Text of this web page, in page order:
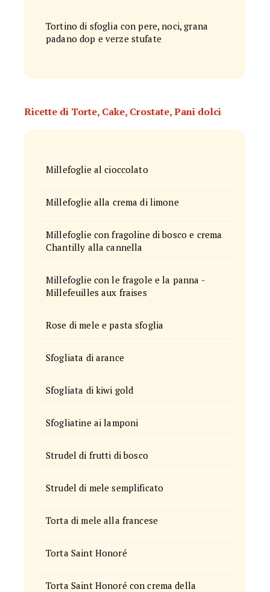
Tortino di sfoglia con pere, noci, grana
padano dop e verze stufate
Ricette di Torte, Cake, Crostate, Pani dolci
Millefoglie al cioccolato
Millefoglie alla crema di limone
Millefoglie con fragoline di bosco e crema
Chantilly alla cannella
Millefoglie con le fragole e la panna -
Millefeuilles aux fraises
Rose di mele e pasta sfoglia
Sfogliata di arance
Sfogliata di kiwi gold
Sfogliatine ai lamponi
Strudel di frutti di bosco
Strudel di mele semplificato
Torta di mele alla francese
Torta Saint Honoré
Torta Saint Honoré con crema della